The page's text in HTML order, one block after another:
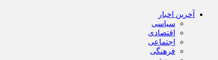
آخرین اخبار
سیاسی
اقتصادی
اجتماعی
فرهنگی